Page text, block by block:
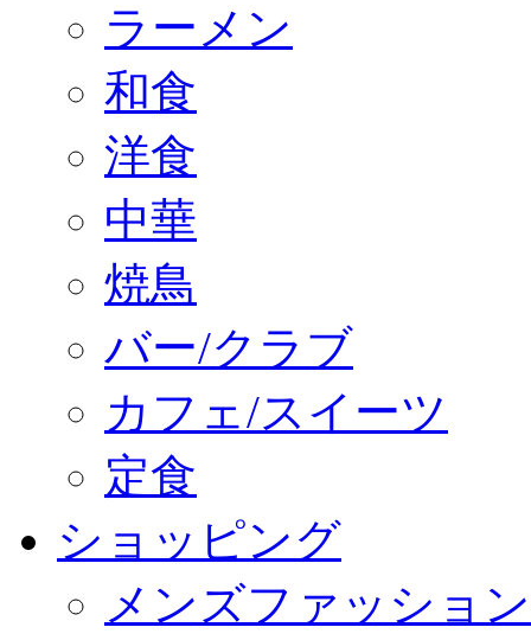
ラーメン
和食
洋食
中華
焼鳥
バー/クラブ
カフェ/スイーツ
定食
ショッピング
メンズファッション